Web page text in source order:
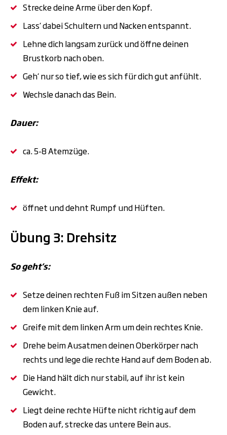
Strecke deine Arme über den Kopf.
Lass‘ dabei Schultern und Nacken entspannt.
Lehne dich langsam zurück und öffne deinen
Brustkorb nach oben.
Geh‘ nur so tief, wie es sich für dich gut anfühlt.
Wechsle danach das Bein.
Dauer:
ca. 5-8 Atemzüge.
Effekt:
öffnet und dehnt Rumpf und Hüften.
Übung 3: Drehsitz
So geht‘s:
Setze deinen rechten Fuß im Sitzen außen neben
dem linken Knie auf.
Greife mit dem linken Arm um dein rechtes Knie.
Drehe beim Ausatmen deinen Oberkörper nach
rechts und lege die rechte Hand auf dem Boden ab.
Die Hand hält dich nur stabil, auf ihr ist kein
Gewicht.
Liegt deine rechte Hüfte nicht richtig auf dem
Boden auf, strecke das untere Bein aus.